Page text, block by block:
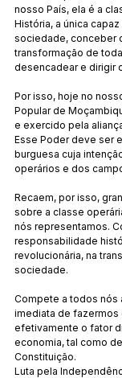
nosso País, ela é a
História, a única
sociedade, conceber
transformação de
desencadear e dirigir
Por isso, hoje no
Popular de
e exercido pela
Esse Poder deve ser
burguesa cuja
operários e dos
Recaem, por isso,
sobre a classe
nós representamos.
responsabilidade
revolucionária, na
sociedade.
Compete a todos nós
imediata de fazermos
efetivamente o fator
economia, tal como
Constituição.
Luta pela